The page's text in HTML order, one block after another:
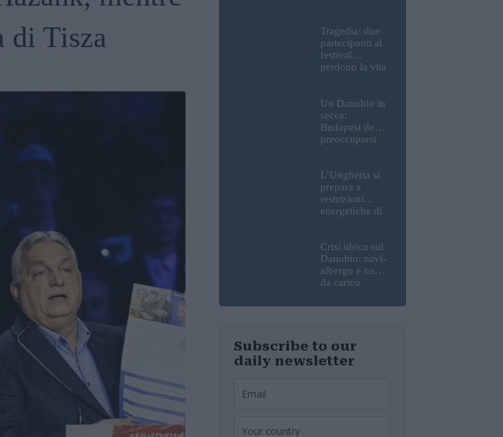
di Tisza
Buda e della
Cittadella
verranno
spente
Tragedia: due
partecipanti al
festival
perdono la vita
Ungheria
Un Danubio in
secca:
Budapest deve
preoccuparsi
mento idrico?
Un esperto
mette in luce
un fatto
L’Ungheria si
prepara a
restrizioni
energetiche di
nucleare di
Paks potrebbe
chiudere
questo fine
Crisi idrica sul
Danubio: navi-
albergo e navi
da carico
Ungheria
Subscribe to our
daily newsletter